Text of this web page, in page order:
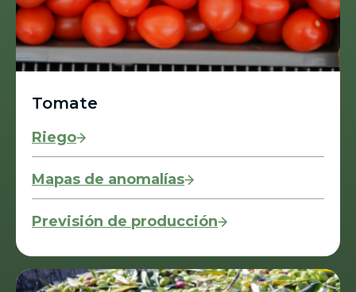
Tomate
Riego
Mapas de anomalías
Previsión de producción